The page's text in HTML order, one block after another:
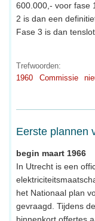
600.000,- voor fase
2 is dan een
Fase 3 is dan
Trefwoorden:
1960
Commissie
Eerste plannen
begin maart 1966
In Utrecht is een
het Nationaal plan
gevraagd. Tijdens